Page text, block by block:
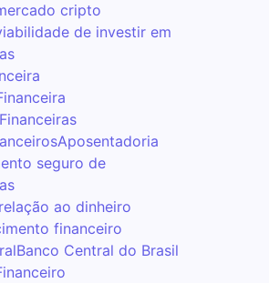
cripto
de investir em
Aposentadoria
seguro de
ao dinheiro
financeiro
Banco Central do Brasil